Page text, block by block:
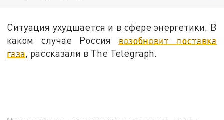
Ситуация ухудшается и в сфере энергетики. В
каком случае Россия возобновит поставка
газа, рассказали в The Telegraph.